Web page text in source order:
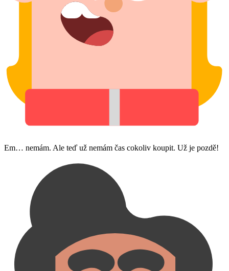
Em… nemám. Ale teď už nemám čas cokoliv koupit. Už je pozdě!